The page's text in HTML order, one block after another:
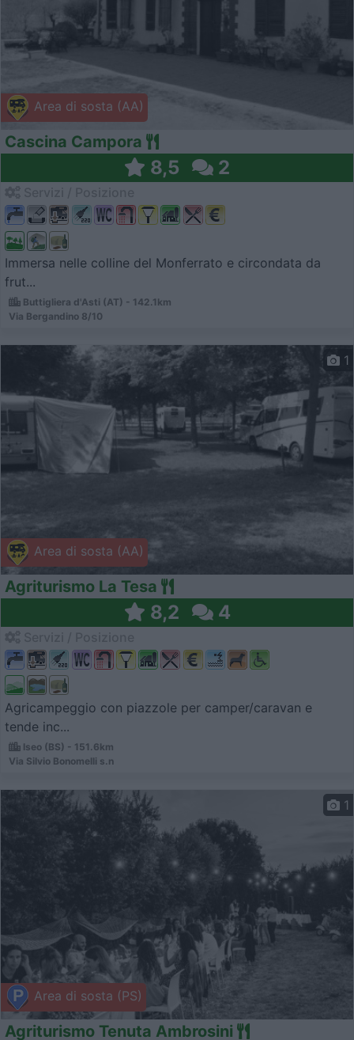
Area di sosta (AA)
Cascina Campora
8,5 2
Immersa nelle colline del Monferrato e circondata da
frut...
Buttigliera d'Asti (AT) - 142.1km
Via Bergandino 8/10
Area di sosta (AA)
1
Agriturismo La Tesa
8,2 4
Agricampeggio con piazzole per camper/caravan e
tende inc...
Iseo (BS) - 151.6km
Via Silvio Bonomelli s.n
Area di sosta (PS)
1
Agriturismo Tenuta Ambrosini